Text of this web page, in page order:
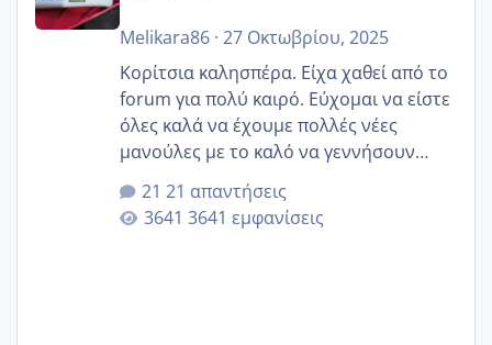
Melikara86· 27 Οκτωβρίου, 2025
Κορίτσια καλησπέρα. Είχα χαθεί από το
forum για πολύ καιρό. Εύχομαι να είστε
όλες καλά να έχουμε πολλές νέες
μανούλες με το καλό να γεννήσουν
αυτές που ήδη περιμένουν. Να πάρουν
γερα μωράκια στην αγκαλίτσα τους
🙏🏼🙏🏼 Ας πάμε λοιπόν στο θέμα μου.
21 απαντήσεις
3641 εμφανίσεις